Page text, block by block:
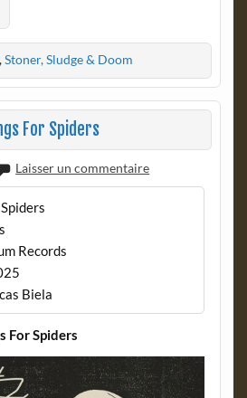
Stoner, Sludge & Doom
For Spiders
Laisser un commentaire
Records
Biela
For Spiders